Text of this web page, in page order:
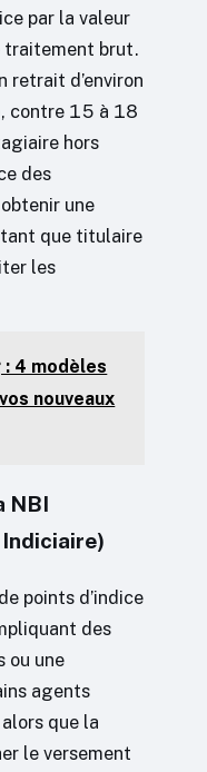
par la valeur
traitement brut.
retrait d’environ
contre 15 à 18
hors
des
une
que titulaire
les
: 4 modèles
nouveaux
NBI
points d’indice
des
ou une
agents
que la
le versement